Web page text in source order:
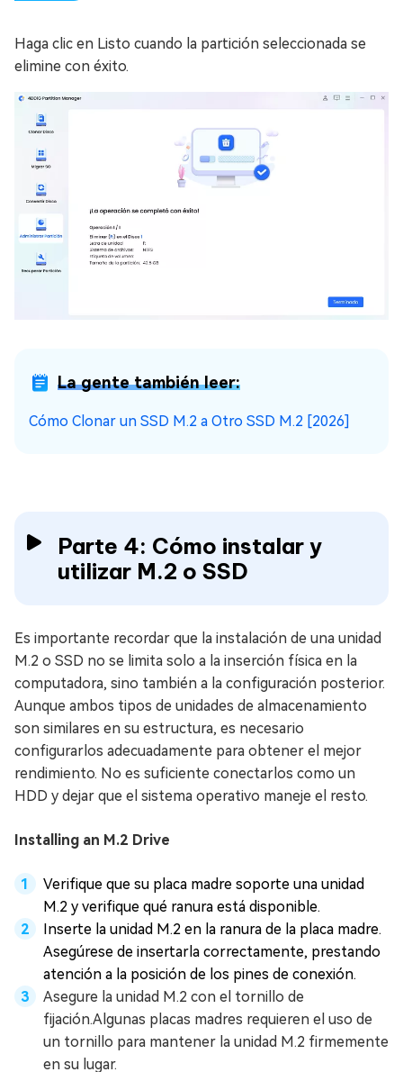
Haga clic en Listo cuando la partición seleccionada se
elimine con éxito.
La gente también leer:
Cómo Clonar un SSD M.2 a Otro SSD M.2 [2026]
Parte 4: Cómo instalar y
utilizar M.2 o SSD
Es importante recordar que la instalación de una unidad
M.2 o SSD no se limita solo a la inserción física en la
computadora, sino también a la configuración posterior.
Aunque ambos tipos de unidades de almacenamiento
son similares en su estructura, es necesario
configurarlos adecuadamente para obtener el mejor
rendimiento. No es suficiente conectarlos como un
HDD y dejar que el sistema operativo maneje el resto.
Installing an M.2 Drive
Verifique que su placa madre soporte una unidad
M.2 y verifique qué ranura está disponible.
Inserte la unidad M.2 en la ranura de la placa madre.
Asegúrese de insertarla correctamente, prestando
atención a la posición de los pines de conexión.
Asegure la unidad M.2 con el tornillo de
fijación.Algunas placas madres requieren el uso de
un tornillo para mantener la unidad M.2 firmemente
en su lugar.